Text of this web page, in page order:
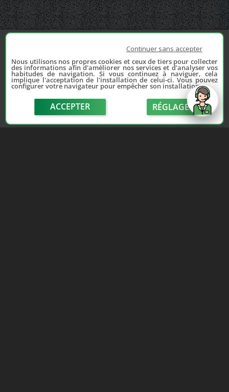
Continuer sans accepter
Nous utilisons nos propres cookies et ceux de tiers pour collecter
des informations afin d'améliorer nos services et d'analyser vos
habitudes de navigation. Si vous continuez à naviguer, cela
implique l'acceptation de l'installation de celui-ci. Vous pouvez
configurer votre navigateur pour empêcher son installation.
ACCEPTER RÉGLAGE